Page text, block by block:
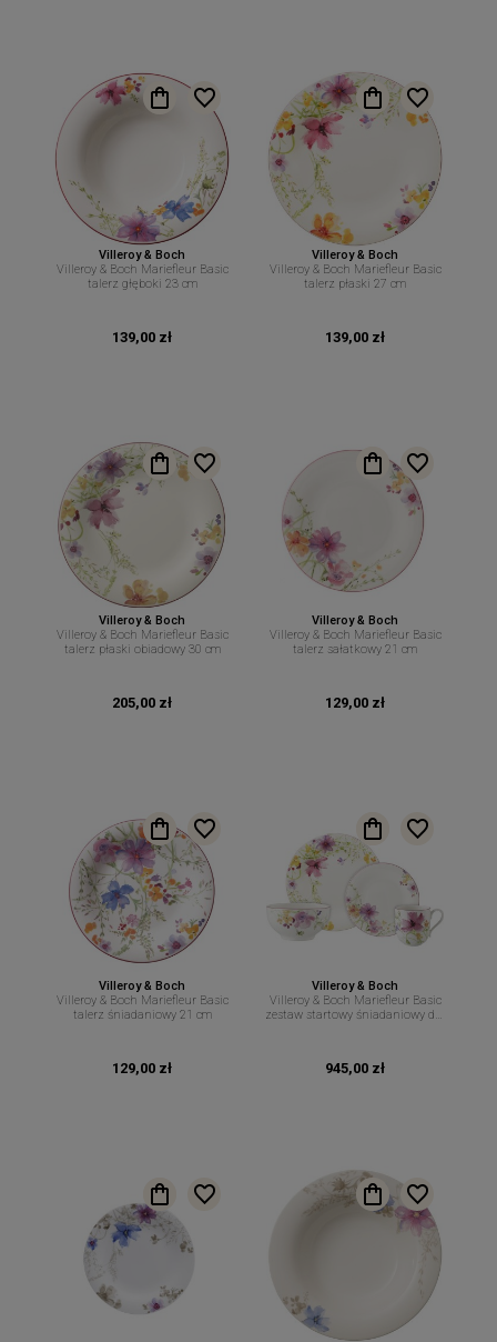
Villeroy & Boch
Villeroy & Boch Mariefleur Basic
talerz głęboki 23 cm
139,00 zł
Villeroy & Boch
Villeroy & Boch Mariefleur Basic
talerz płaski 27 cm
139,00 zł
Villeroy & Boch
Villeroy & Boch Mariefleur Basic
talerz płaski obiadowy 30 cm
205,00 zł
Villeroy & Boch
Villeroy & Boch Mariefleur Basic
talerz sałatkowy 21 cm
129,00 zł
Villeroy & Boch
Villeroy & Boch Mariefleur Basic
talerz śniadaniowy 21 cm
129,00 zł
Villeroy & Boch
Villeroy & Boch Mariefleur Basic
zestaw startowy śniadaniowy dla
945,00 zł